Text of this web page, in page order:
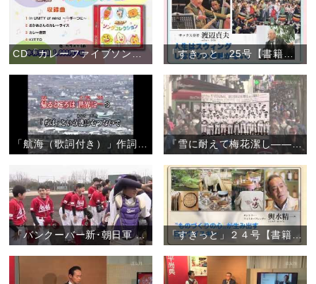
CD「カレーファイブソングコレクション」
「航海（歌詞付き）」作詞作曲:孤馬寛 『雪に耐えて梅花潔し――フランス柔道の父・粟津正蔵と天理教二代真柱・中山正善』【書籍案内】
「バンクーバー新･朝日軍 〝天理の中学生と白球を通して交流を〟」 「すきっと」２４号【書籍案内】